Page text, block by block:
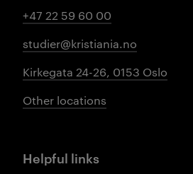
+47 22 59 60 00
studier@kristiania.no
Kirkegata 24-26, 0153 Oslo
Other locations
Helpful links